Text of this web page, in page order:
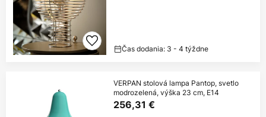
Čas dodania: 3 - 4 týždne
VERPAN stolová lampa Pantop, svetlo
modrozelená, výška 23 cm, E14
256,31 €